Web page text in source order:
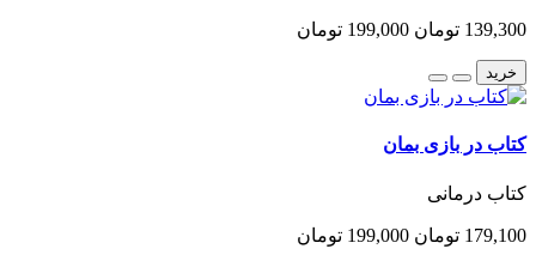
139,300 تومان 199,000 تومان
خرید
کتاب در بازی بمان
کتاب درمانی
179,100 تومان 199,000 تومان